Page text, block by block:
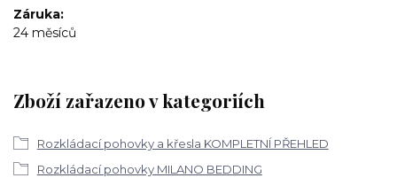
Záruka
24 měsíců
Zboží zařazeno v kategoriích
Rozkládací pohovky a křesla KOMPLETNÍ PŘEHLED
Rozkládací pohovky MILANO BEDDING